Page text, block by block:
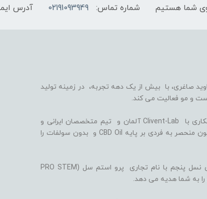
شماره تماس: 02191093949 آدرس
صاغری، با بیش از یک دهه تجربه، در زمینه تولید
و مو فعالیت می کند.
ما با بهره گیری از سلول های بنیادی گیاهی، همکاری با Clivent-Lab آلمان و تیم متخصصان ایرانی و
آلمانی در واحد تحقیق و توسعه (R&D)، فرمولاسیون منحصر به فردی بر پایه CBD Oil و بدون سولفات را
ثمره این تلاش ها، تولید شامپوها و شوینده های نسل پنجم با نام تجاری پرو استم سل (PRO STEM
به شما هدیه می دهد.